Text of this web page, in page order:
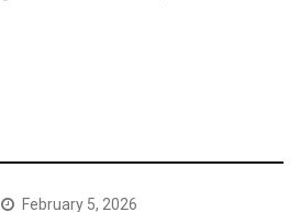
February 5, 2026